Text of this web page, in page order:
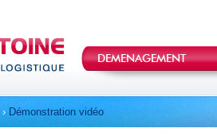
DEMENAGEMENT
› Démonstration vidéo